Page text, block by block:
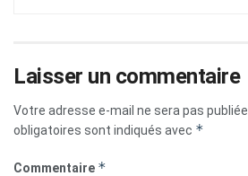
Laisser un commentaire
Votre adresse e-mail ne sera pas publiée.
obligatoires sont indiqués avec *
Commentaire *